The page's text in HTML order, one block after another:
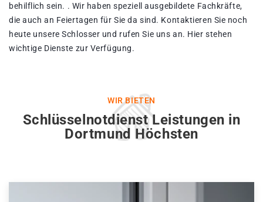
behilflich sein. . Wir haben speziell ausgebildete Fachkräfte,
die auch an Feiertagen für Sie da sind. Kontaktieren Sie noch
heute unsere Schlosser und rufen Sie uns an. Hier stehen
wichtige Dienste zur Verfügung.
WIR BIETEN
Schlüsselnotdienst Leistungen in
Dortmund Höchsten